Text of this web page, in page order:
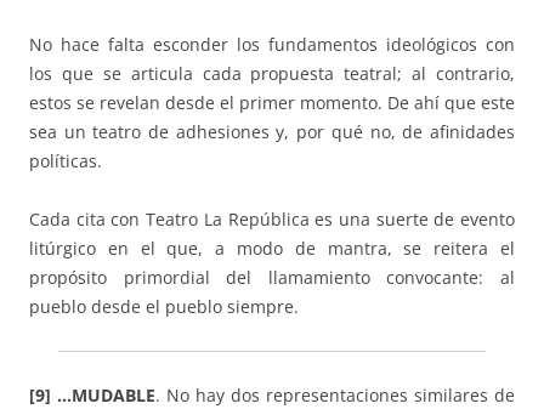
No hace falta esconder los fundamentos ideológicos con
los que se articula cada propuesta teatral; al contrario,
estos se revelan desde el primer momento. De ahí que este
sea un teatro de adhesiones y, por qué no, de afinidades
políticas.
Cada cita con Teatro La República es una suerte de evento
litúrgico en el que, a modo de mantra, se reitera el
propósito primordial del llamamiento convocante: al
pueblo desde el pueblo siempre.
[9] …MUDABLE. No hay dos representaciones similares de